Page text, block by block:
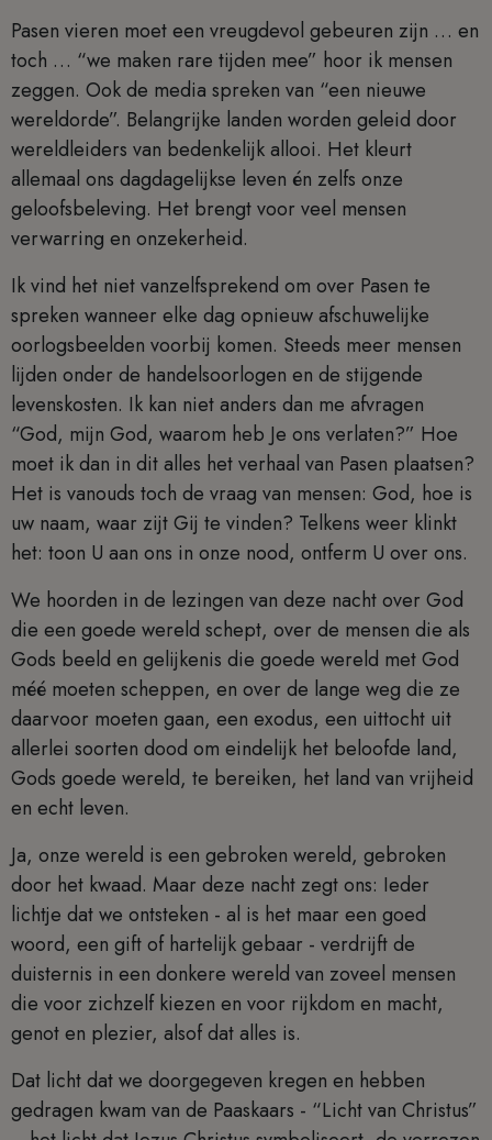
Pasen vieren moet een vreugdevol gebeuren zijn … en
toch … “we maken rare tijden mee” hoor ik mensen
zeggen. Ook de media spreken van “een nieuwe
wereldorde”. Belangrijke landen worden geleid door
wereldleiders van bedenkelijk allooi. Het kleurt
allemaal ons dagdagelijkse leven én zelfs onze
geloofsbeleving. Het brengt voor veel mensen
verwarring en onzekerheid.
Ik vind het niet vanzelfsprekend om over Pasen te
spreken wanneer elke dag opnieuw afschuwelijke
oorlogsbeelden voorbij komen. Steeds meer mensen
lijden onder de handelsoorlogen en de stijgende
levenskosten. Ik kan niet anders dan me afvragen
“God, mijn God, waarom heb Je ons verlaten?” Hoe
moet ik dan in dit alles het verhaal van Pasen plaatsen?
Het is vanouds toch de vraag van mensen: God, hoe is
uw naam, waar zijt Gij te vinden? Telkens weer klinkt
het: toon U aan ons in onze nood, ontferm U over ons.
We hoorden in de lezingen van deze nacht over God
die een goede wereld schept, over de mensen die als
Gods beeld en gelijkenis die goede wereld met God
méé moeten scheppen, en over de lange weg die ze
daarvoor moeten gaan, een exodus, een uittocht uit
allerlei soorten dood om eindelijk het beloofde land,
Gods goede wereld, te bereiken, het land van vrijheid
en echt leven.
Ja, onze wereld is een gebroken wereld, gebroken
door het kwaad. Maar deze nacht zegt ons: Ieder
lichtje dat we ontsteken - al is het maar een goed
woord, een gift of hartelijk gebaar - verdrijft de
duisternis in een donkere wereld van zoveel mensen
die voor zichzelf kiezen en voor rijkdom en macht,
genot en plezier, alsof dat alles is.
Dat licht dat we doorgegeven kregen en hebben
gedragen kwam van de Paaskaars - “Licht van Christus”